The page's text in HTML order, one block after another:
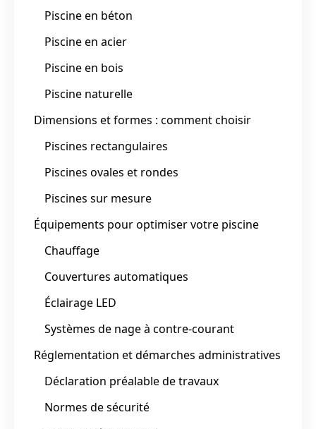
Piscine en béton
Piscine en acier
Piscine en bois
Piscine naturelle
Dimensions et formes : comment choisir
Piscines rectangulaires
Piscines ovales et rondes
Piscines sur mesure
Équipements pour optimiser votre piscine
Chauffage
Couvertures automatiques
Éclairage LED
Systèmes de nage à contre-courant
Réglementation et démarches administratives
Déclaration préalable de travaux
Normes de sécurité